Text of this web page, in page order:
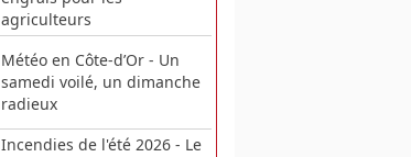
agriculteurs
Météo en Côte-d’Or - Un
samedi voilé, un dimanche
radieux
Incendies de l'été 2026 - Le